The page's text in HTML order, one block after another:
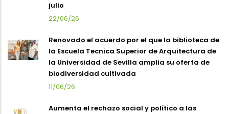
julio
22/06/26
Renovado el acuerdo por el que la biblioteca de
la Escuela Tecnica Superior de Arquitectura de
la Universidad de Sevilla amplia su oferta de
biodiversidad cultivada
11/06/26
Aumenta el rechazo social y político a las